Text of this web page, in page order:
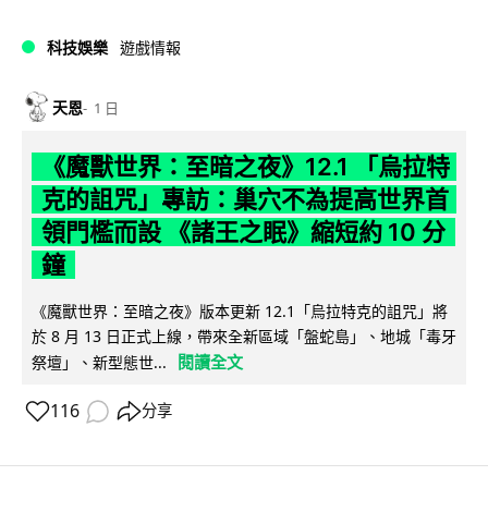
科技娛樂 遊戲情報
天恩 1 日
《魔獸世界：至暗之夜》12.1 「烏拉特
克的詛咒」專訪：巢穴不為提高世界首
領門檻而設 《諸王之眠》縮短約 10 分
鐘
《魔獸世界：至暗之夜》版本更新 12.1「烏拉特克的詛咒」將
於 8 月 13 日正式上線，帶來全新區域「盤蛇島」、地城「毒牙
祭壇」、新型態世...
閱讀全文
116 分享